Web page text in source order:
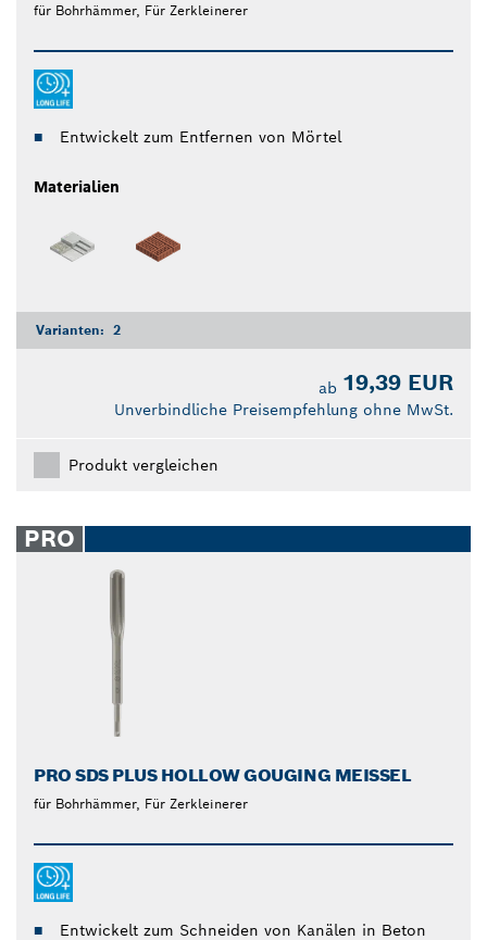
für Bohrhämmer, Für Zerkleinerer
Entwickelt zum Entfernen von Mörtel
Materialien
Varianten: 2
ab 19,39 EUR
Unverbindliche Preisempfehlung ohne MwSt.
Produkt vergleichen
PRO
PRO SDS PLUS HOLLOW GOUGING MEISSEL
für Bohrhämmer, Für Zerkleinerer
Entwickelt zum Schneiden von Kanälen in Beton